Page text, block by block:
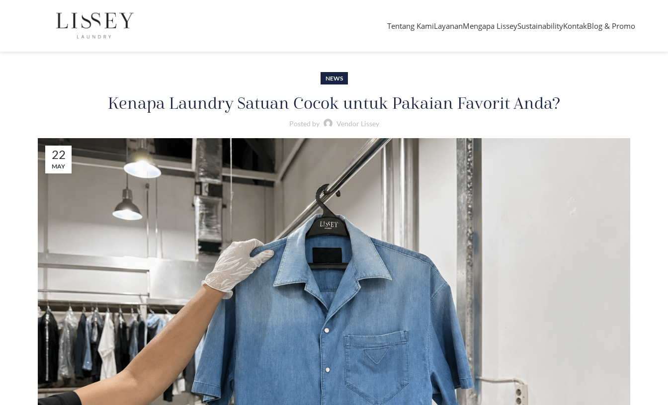
Tentang KamiLayananMengapa LisseySustainabilityKontakBlog & Promo
NEWS
Kenapa Laundry Satuan Cocok untuk Pakaian Favorit Anda?
Posted by Vendor Lissey
22
MAY